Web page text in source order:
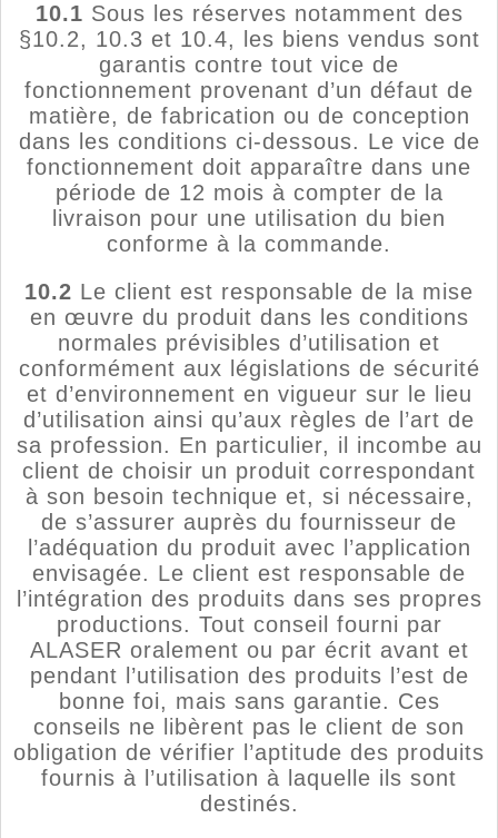
10.1 Sous les réserves notamment des
§10.2, 10.3 et 10.4, les biens vendus sont
garantis contre tout vice de
fonctionnement provenant d’un défaut de
matière, de fabrication ou de conception
dans les conditions ci-dessous. Le vice de
fonctionnement doit apparaître dans une
période de 12 mois à compter de la
livraison pour une utilisation du bien
conforme à la commande.
10.2 Le client est responsable de la mise
en œuvre du produit dans les conditions
normales prévisibles d’utilisation et
conformément aux législations de sécurité
et d’environnement en vigueur sur le lieu
d’utilisation ainsi qu’aux règles de l’art de
sa profession. En particulier, il incombe au
client de choisir un produit correspondant
à son besoin technique et, si nécessaire,
de s’assurer auprès du fournisseur de
l’adéquation du produit avec l’application
envisagée. Le client est responsable de
l’intégration des produits dans ses propres
productions. Tout conseil fourni par
ALASER oralement ou par écrit avant et
pendant l’utilisation des produits l’est de
bonne foi, mais sans garantie. Ces
conseils ne libèrent pas le client de son
obligation de vérifier l’aptitude des produits
fournis à l’utilisation à laquelle ils sont
destinés.